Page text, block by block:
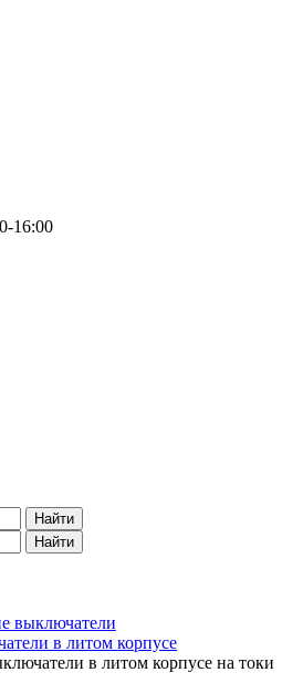
16:00
Найти
Найти
выключатели
в литом корпусе
в литом корпусе на токи